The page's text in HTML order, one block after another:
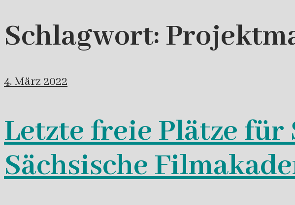
Schlagwort:
4. März 2022
Letzte freie Plätze für
Sächsische